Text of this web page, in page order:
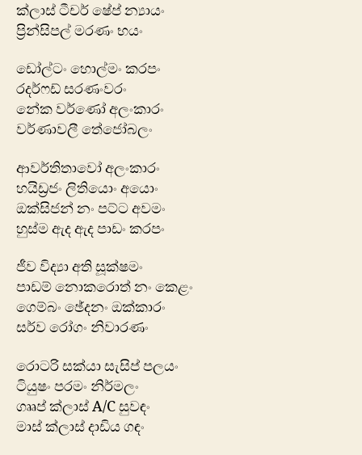
ක්ලාස් ටීචර් ෂේප් න්‍යායං
ප්‍රින්සිපල් මරණං භයං
ඩෝල්ටං හොල්මං කරපං
රදර්ෆඩ් සරණංවරං
නේක වර්ණෝ අලංකාරං
වර්ණාවලී තේජෝබලං
ආවර්තිතාවෝ අලංකාරං
හයිඩ්‍රජං ලිතියොං අයොං
ඔක්සිජන් නං පට්ට අවමං
හුස්ම ඇද ඇද පාඩං කරපං
ජීව විද්‍යා අති සූක්ෂමං
පාඩම් නොකරොත් නං කෙළං
ගෙම්බං ඡේදනං ඔක්කාරං
සර්ව රෝගං නිවාරණං
රොටරි සක්යා සැසිප් පලයං
ටියුෂං පරමං නිර්මලං
ගෲප් ක්ලාස් A/C සුවඳං
මාස් ක්ලාස් දාඩිය ගඳං